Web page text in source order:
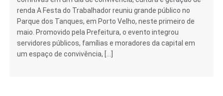
renda A Festa do Trabalhador reuniu grande público no
Parque dos Tanques, em Porto Velho, neste primeiro de
maio. Promovido pela Prefeitura, o evento integrou
servidores públicos, famílias e moradores da capital em
um espaço de convivência, […]